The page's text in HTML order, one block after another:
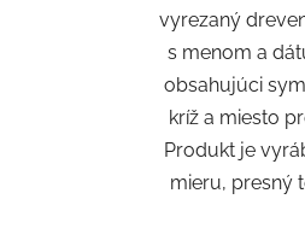
vyrezaný
s menom a
obsahujúci
kríž a miesto
Produkt je
mieru, presný